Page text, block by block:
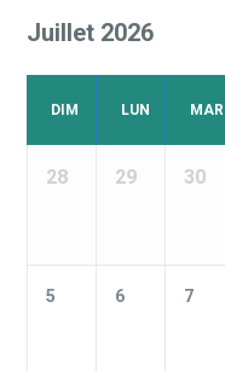
Juillet 2026
DIM LUN MAR
28 29 30
5 6 7